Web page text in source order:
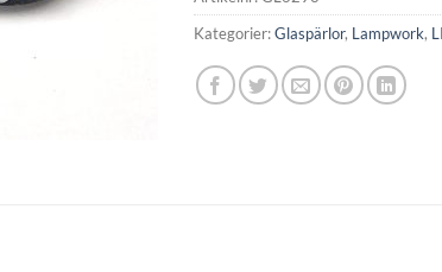
Kategorier:Glaspärlor, Lampwork,